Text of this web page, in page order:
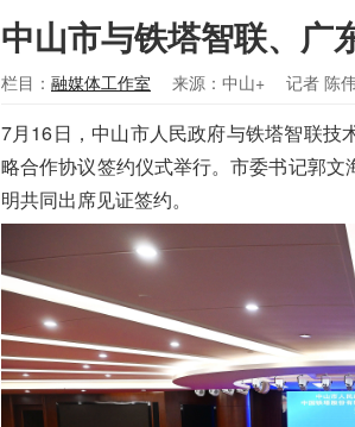
中山市与铁塔智联、广
栏目： 融媒体工作室 来源：中山+ 记者 陈
7月16日，中山市人民政府与铁塔智联技
略合作协议签约仪式举行。市委书记郭
明共同出席见证签约。